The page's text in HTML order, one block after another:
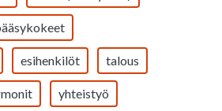
esihenkilöt talous
yhteistyö